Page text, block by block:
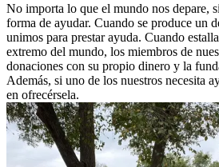
No importa lo que el mundo nos depare,
forma de ayudar. Cuando se produce un
unimos para prestar ayuda. Cuando
extremo del mundo, los miembros de
donaciones con su propio dinero y la
Además, si uno de los nuestros necesita
en ofrecérsela.